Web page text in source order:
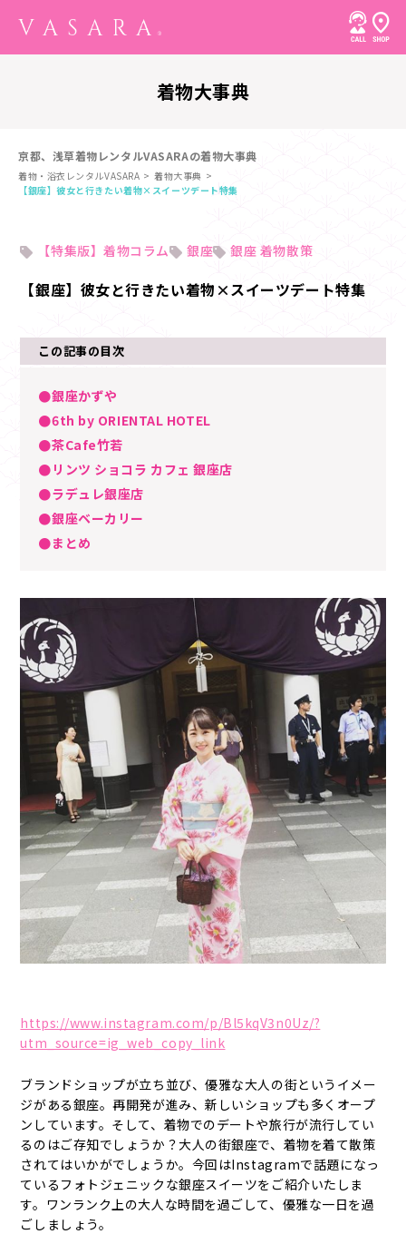
着物大事典
京都、浅草着物レンタルVASARAの着物大事典
着物・浴衣レンタルVASARA
着物大事典
【銀座】彼女と行きたい着物×スイーツデート特集
【特集版】着物コラム 銀座 銀座 着物散策
【銀座】彼女と行きたい着物×スイーツデート特集
この記事の目次
●銀座かずや
●6th by ORIENTAL HOTEL
●茶Cafe竹若
●リンツ ショコラ カフェ 銀座店
●ラデュレ銀座店
●銀座ベーカリー
●まとめ
https://www.instagram.com/p/Bl5kqV3n0Uz/?
utm_source=ig_web_copy_link
ブランドショップが立ち並び、優雅な大人の街というイメー
ジがある銀座。再開発が進み、新しいショップも多くオープ
ンしています。そして、着物でのデートや旅行が流行してい
るのはご存知でしょうか？大人の街銀座で、着物を着て散策
されてはいかがでしょうか。今回はInstagramで話題になっ
ているフォトジェニックな銀座スイーツをご紹介いたしま
す。ワンランク上の大人な時間を過ごして、優雅な一日を過
ごしましょう。